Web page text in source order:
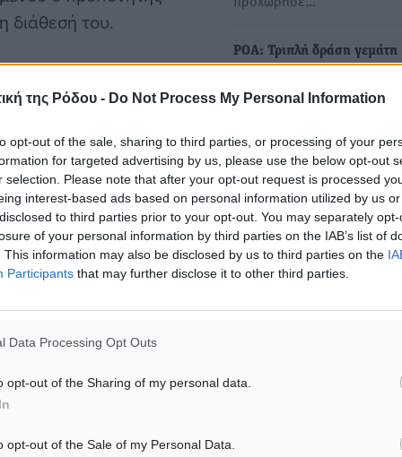
της Ρόδου - Do Not Process My Personal Information
opt-out of the sale, sharing to third parties, or processing of your
for targeted advertising by us, please use the below opt-out
selection. Please note that after your opt-out request is processed
interest-based ads based on personal information utilized by us
to third parties prior to your opt-out. You may separately
of your personal information by third parties on the IAB’s list of
This information may also be disclosed by us to third parties on the
Participants that may further disclose it to other third parties.
Data Processing Opt Outs
opt-out of the Sharing of my personal data.
opt-out of the Sale of my Personal Data.
διάθεσή του.
την μία επιστροφή,
τα ακόλουθα:
να ανακοινώσει την
Κώστα Θυριάκη.
με υγεία, δύναμη και
να ανακοινώσει την
Δήμο Κορλό.
με υγεία, δύναμη και
ΡΟΑ: Τριπλή δράση γεμάτη
Το Σάββατο 20
Ροδιακό Όμιλο